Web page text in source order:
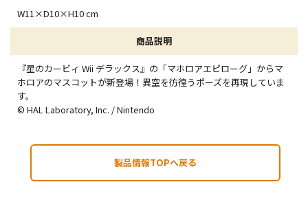
W11×D10×H10 cm
商品説明
『星のカービィ Wii デラックス』の「マホロアエピローグ」からマ
ホロアのマスコットが新登場！異空を彷徨うポーズを再現していま
す。
© HAL Laboratory, Inc. / Nintendo
製品情報TOPへ戻る